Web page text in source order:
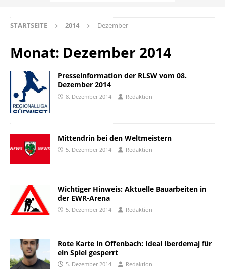
STARTSEITE 2014 Dezember
Monat: Dezember 2014
Presseinformation der RLSW vom 08.
Dezember 2014
8. Dezember 2014 Redaktion
Mittendrin bei den Weltmeistern
5. Dezember 2014 Redaktion
Wichtiger Hinweis: Aktuelle Bauarbeiten in
der EWR-Arena
5. Dezember 2014 Redaktion
Rote Karte in Offenbach: Ideal Iberdemaj für
ein Spiel gesperrt
5. Dezember 2014 Redaktion